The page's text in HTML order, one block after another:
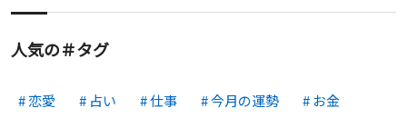
人気の＃タグ
恋愛 占い 仕事 今月の運勢
お金